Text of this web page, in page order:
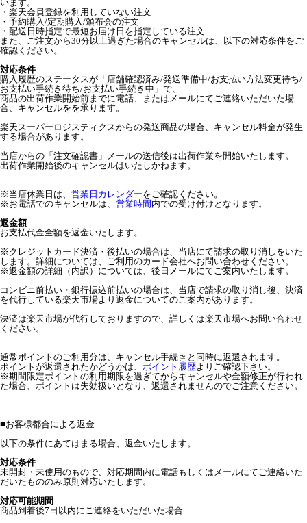
います。
・楽天会員登録を利用していない注文
・予約購入/定期購入/頒布会の注文
・配送日時指定で最短お届け日を指定している注文
また、ご注文から30分以上過ぎた場合のキャンセルは、以下の対応条件をご
確認ください。
対応条件
購入履歴のステータスが「店舗確認済み/発送準備中/お支払い方法変更待ち/
お支払い手続き待ち/お支払い手続き中」で、
商品の出荷作業開始前までに電話、またはメールにてご連絡いただいた場
合、キャンセルをを承ります。
楽天スーパーロジスティクスからの発送商品の場合、キャンセル料金が発生
する場合があります。
当店からの「注文確認書」メールの送信後は出荷作業を開始いたします。
出荷作業開始後のキャンセルはいたしかねます。
※当店休業日は、 営業日カレンダーをご確認ください。
※お電話でのキャンセルは、 営業時間内での受け付けとなります。
返金額
お支払代金全額を返金いたします。
※クレジットカード決済・後払いの場合は、当店にて請求の取り消しをいた
します。詳細については、ご利用のカード会社へお問い合わせください。
※返金額の詳細（内訳）については、後日メールにてご案内いたします。
コンビニ前払い・銀行振込前払いの場合は、当店で請求の取り消し後、決済
を代行している楽天市場より返金についてのご案内があります。
決済は楽天市場が代行しておりますので、詳しくは楽天市場へお問い合わせ
ください。
通常ポイントのご利用分は、キャンセル手続きと同時に返還されます。
ポイントが返還されたかどうかは、 ポイント履歴よりご確認下さい。
※期間限定ポイントの利用期限を過ぎてからキャンセルや金額修正が行われ
た場合、ポイントは失効扱いとなり、返還されませんのでご注意ください。
■お客様都合による返金
以下の条件にあてはまる場合、返金いたします。
対応条件
未開封・未使用のもので、対応期間内に電話もしくはメールにてご連絡いた
だいたもののみ原則対応いたします。
対応可能期間
商品到着後7日以内にご連絡をいただいた場合